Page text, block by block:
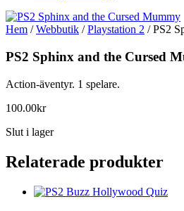
Hem /Webbutik /Playstation 2 / PS2
PS2 Sphinx and the Cursed
Action-äventyr. 1 spelare.
100.00kr
Slut i lager
Relaterade produkter